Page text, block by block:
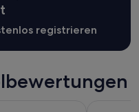
registrieren